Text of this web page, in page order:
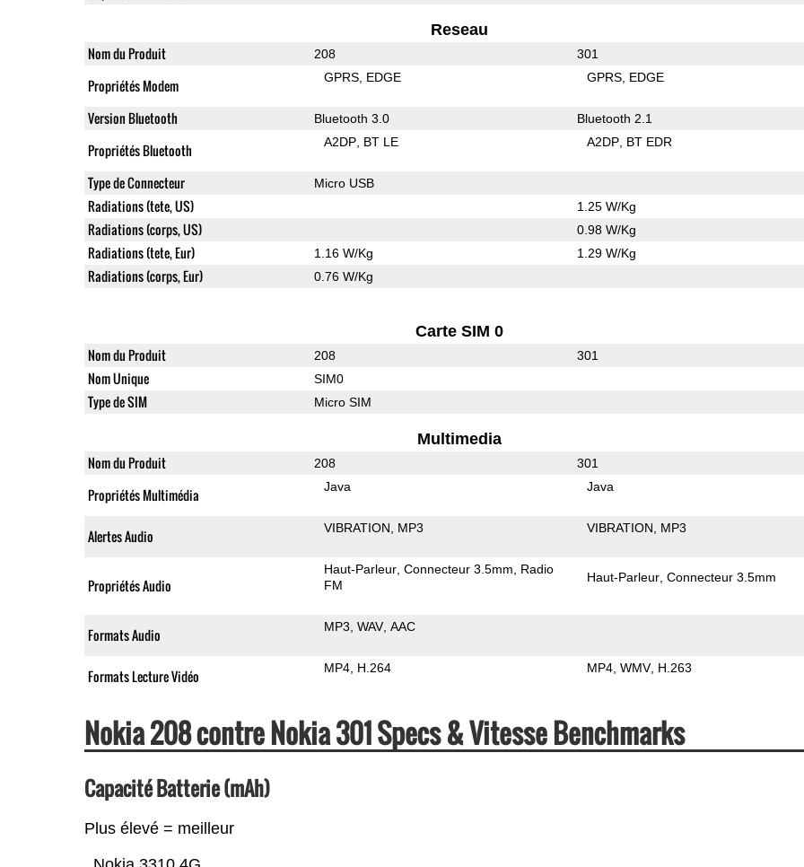
Reseau
Nom du Produit 208 301
Propriétés Modem GPRS EDGE GPRS EDGE
Version Bluetooth Bluetooth 3.0 Bluetooth 2.1
Propriétés Bluetooth A2DP BT LE A2DP BT EDR
Type de Connecteur Micro USB
Radiations (tete, US) 1.25 W/Kg
Radiations (corps, US) 0.98 W/Kg
Radiations (tete, Eur) 1.16 W/Kg 1.29 W/Kg
Radiations (corps, Eur) 0.76 W/Kg
Carte SIM 0
Nom du Produit 208 301
Nom Unique SIM0
Type de SIM Micro SIM
Multimedia
Nom du Produit 208 301
Propriétés Multimédia Java Java
Alertes Audio VIBRATION MP3 VIBRATION MP3
Propriétés Audio
Haut-Parleur Connecteur 3.5mm
Radio
FM
Haut-Parleur Connecteur 3.5mm
Formats Audio MP3 WAV AAC
Formats Lecture Vidéo MP4 H.264 MP4 WMV H.263
Nokia 208 contre Nokia 301 Specs & Vitesse Benchmarks
Capacité Batterie (mAh)
Plus élevé = meilleur